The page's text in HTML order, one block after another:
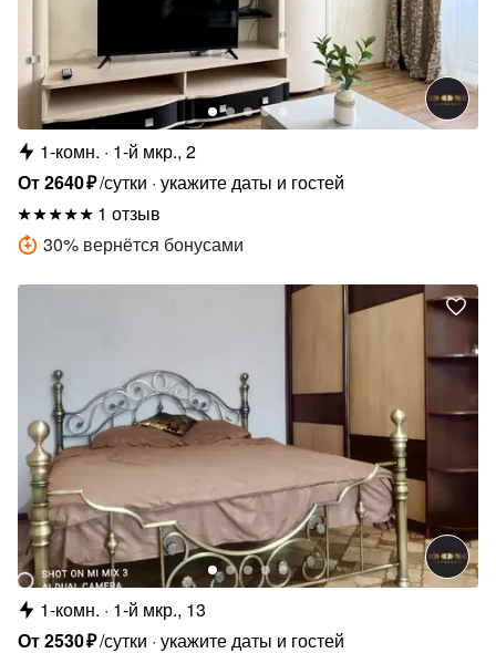
1-комн.
1-й мкр., 2
От2640₽/сутки укажите даты и гостей
1 отзыв
30% вернётся бонусами
1-комн.
1-й мкр., 13
От2530₽/сутки укажите даты и гостей